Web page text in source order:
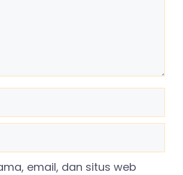
email, dan situs web